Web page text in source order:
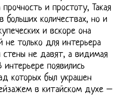
и простоту, Такая
больших количествах, но и
и вскоре она
не только для интерьера
не давят, а видимая
появились
которых был украшен
в китайском духе –